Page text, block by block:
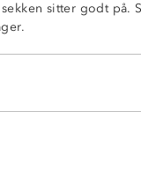
sitter godt på.